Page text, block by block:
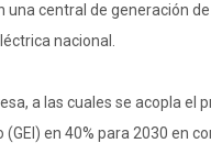
una central de generación
nacional.
a las cuales se acopla el
en 40% para 2030 en